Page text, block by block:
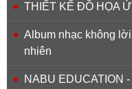
THIẾT KẾ ĐỒ HỌA
Album nhạc không
nhiên
NABU EDUCATION